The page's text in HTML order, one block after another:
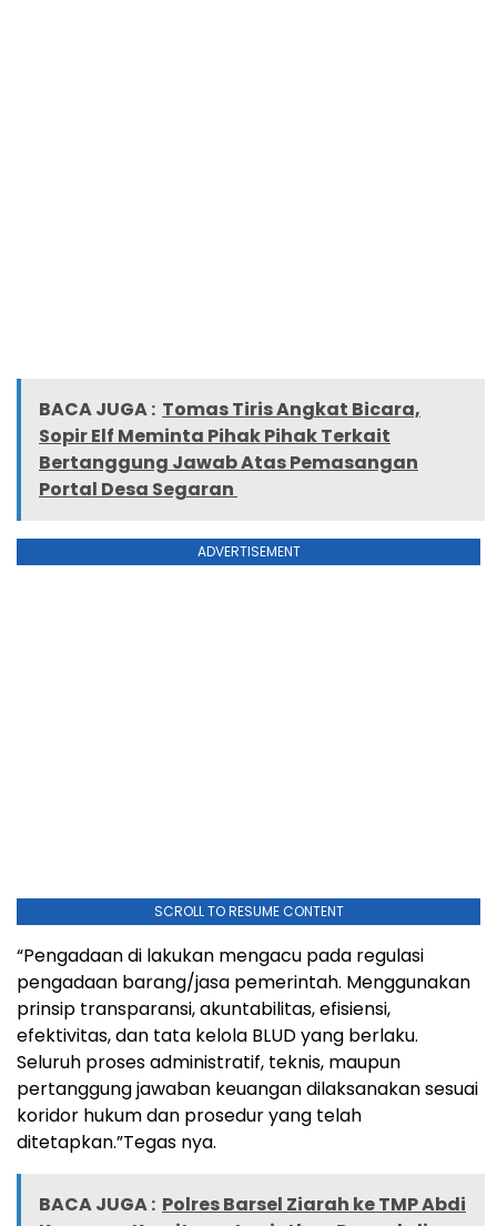
BACA JUGA : Tomas Tiris Angkat Bicara,
Sopir Elf Meminta Pihak Pihak Terkait
Bertanggung Jawab Atas Pemasangan
Portal Desa Segaran
ADVERTISEMENT
SCROLL TO RESUME CONTENT
“Pengadaan di lakukan mengacu pada regulasi
pengadaan barang/jasa pemerintah. Menggunakan
prinsip transparansi, akuntabilitas, efisiensi,
efektivitas, dan tata kelola BLUD yang berlaku.
Seluruh proses administratif, teknis, maupun
pertanggung jawaban keuangan dilaksanakan sesuai
koridor hukum dan prosedur yang telah
ditetapkan.”Tegas nya.
BACA JUGA : Polres Barsel Ziarah ke TMP Abdi